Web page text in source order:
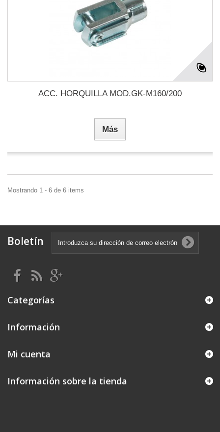
ACC. HORQUILLA MOD.GK-M160/200
Más
Mostrando 1 - 6 de 6 items
Boletín
Categorías
Información
Mi cuenta
Información sobre la tienda